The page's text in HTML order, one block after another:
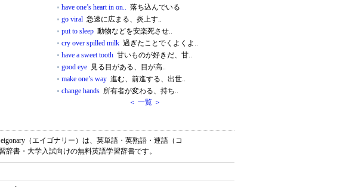
have one’s heart in on.. 落ち込んでいる
go viral 急速に広まる、炎上す..
put to sleep 動物などを安楽死させ..
cry over spilled milk 過ぎたことでくよくよ..
have a sweet tooth 甘いものが好きだ、甘..
good eye 見る目がある、目が高..
make one’s way 進む、前進する、出世..
change hands 所有者が変わる、持ち..
＜ 一覧 ＞
（エイゴナリー）は、英単語・英熟語・連語（コ
書・大学入試向けの無料英語学習辞書です。